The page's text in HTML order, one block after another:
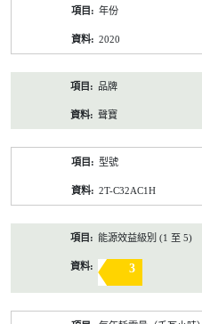
年份
2020
品牌
聲寶
型號
2T-C32AC1H
能源效益級別 (1 至 5)
3